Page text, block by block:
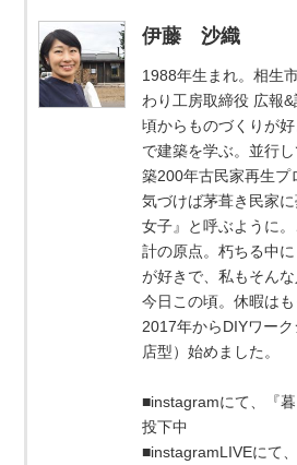
伊藤 沙織
1988年生まれ。相生
わり工房取締役 広報
頃からものづくりが
で建築を学ぶ。並行
築200年古民家再生プ
気づけば茅葺き民家
女子』と呼ぶように
計の原点。朽ちる中
が好きで、私もそん
今日この頃。休暇はも
2017年からDIYワー
店型）始めました。
■instagramにて、『
投下中
■instagramLIVEにて